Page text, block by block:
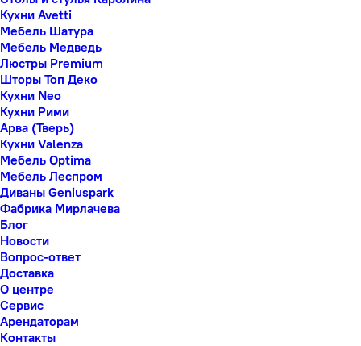
Кухни Avetti
Мебель Шатура
Мебель Медведь
Люстры Premium
Шторы Топ Деко
Кухни Neo
Кухни Рими
Арва (Тверь)
Кухни Valenza
Мебель Optima
Мебель Леспром
Диваны Geniuspark
Фабрика Мирлачева
Блог
Новости
Вопрос-ответ
Доставка
О центре
Сервис
Арендаторам
Контакты